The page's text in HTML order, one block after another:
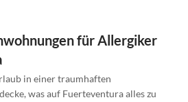
für Allergiker
in einer traumhaften
was auf Fuerteventura alles zu